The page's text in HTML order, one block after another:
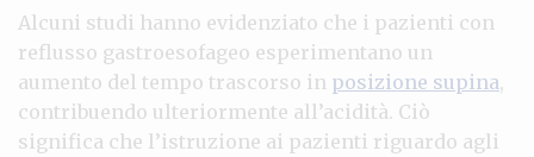
Alcuni studi hanno evidenziato che i pazienti con
reflusso gastroesofageo esperimentano un
aumento del tempo trascorso in posizione supina,
contribuendo ulteriormente all’acidità. Ciò
significa che l’istruzione ai pazienti riguardo agli